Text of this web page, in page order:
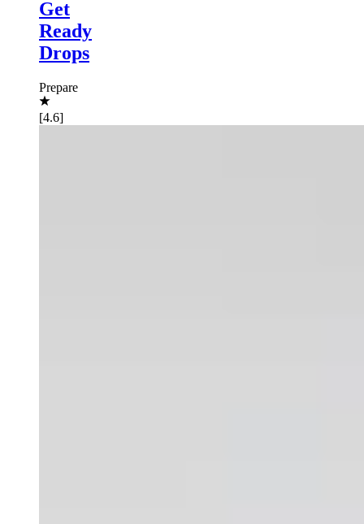
Get
Ready
Drops
Prepare
[4.6]